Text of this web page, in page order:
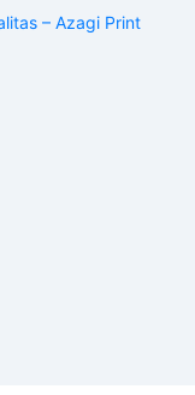
– Azagi Print